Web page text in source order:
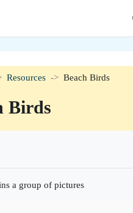
Resources Beach Birds
Birds
a group of pictures